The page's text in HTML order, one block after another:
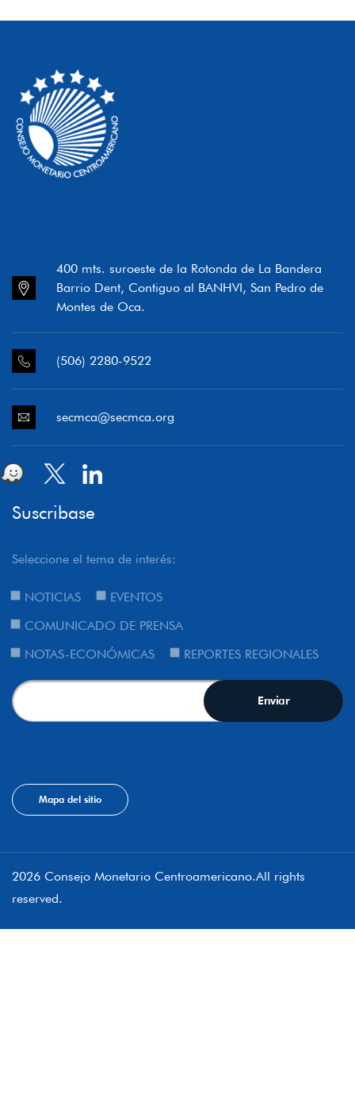
400 mts. suroeste de la Rotonda de La Bandera
Barrio Dent, Contiguo al BANHVI, San Pedro de
Montes de Oca.
(506) 2280-9522
secmca@secmca.org
Suscribase
Seleccione el tema de interés:
NOTICIAS
EVENTOS
COMUNICADO DE PRENSA
NOTAS-ECONÓMICAS
REPORTES REGIONALES
Mapa del sitio
2026 Consejo Monetario Centroamericano.All rights
reserved.